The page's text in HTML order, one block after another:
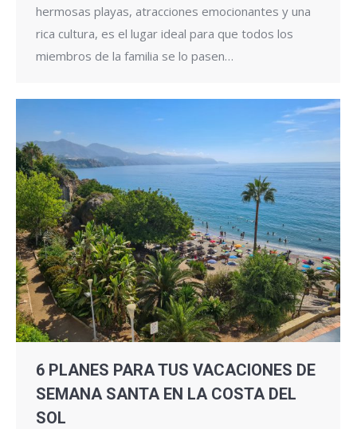
hermosas playas, atracciones emocionantes y una
rica cultura, es el lugar ideal para que todos los
miembros de la familia se lo pasen…
6 PLANES PARA TUS VACACIONES DE
SEMANA SANTA EN LA COSTA DEL
SOL